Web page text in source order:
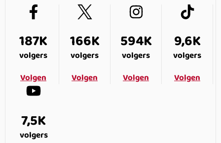
187K
volgers
Volgen
166K
volgers
Volgen
594K
volgers
Volgen
9,6K
volgers
Volgen
7,5K
volgers